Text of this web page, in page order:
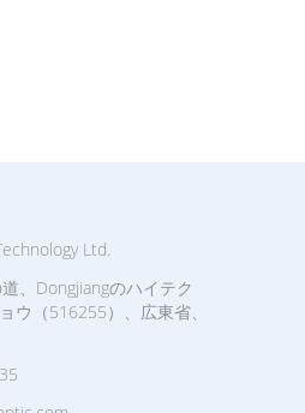
Ltd.
、Dongjiangのハイテク
ウ（516255）、広東省、